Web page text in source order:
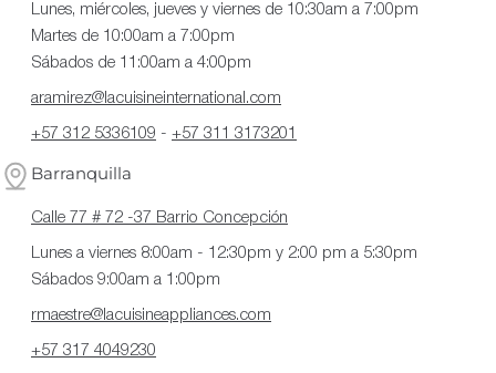
Lunes, miércoles, jueves y viernes de 10:30am a 7:00pm
Martes de 10:00am a 7:00pm
Sábados de 11:00am a 4:00pm
aramirez@lacuisineinternational.com
+57 312 5336109 - +57 311 3173201
Barranquilla
Calle 77 # 72 -37 Barrio Concepción
Lunes a viernes 8:00am - 12:30pm y 2:00 pm a 5:30pm
Sábados 9:00am a 1:00pm
rmaestre@lacuisineappliances.com
+57 317 4049230